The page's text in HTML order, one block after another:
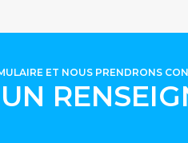
ET NOUS PRENDRONS